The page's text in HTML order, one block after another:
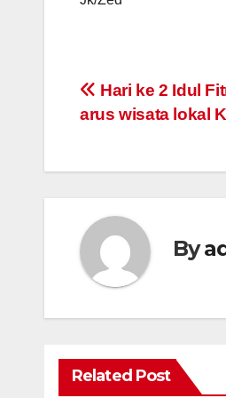
Post
Hari ke 2 Idul
arus wisata lokal
By
Related Post